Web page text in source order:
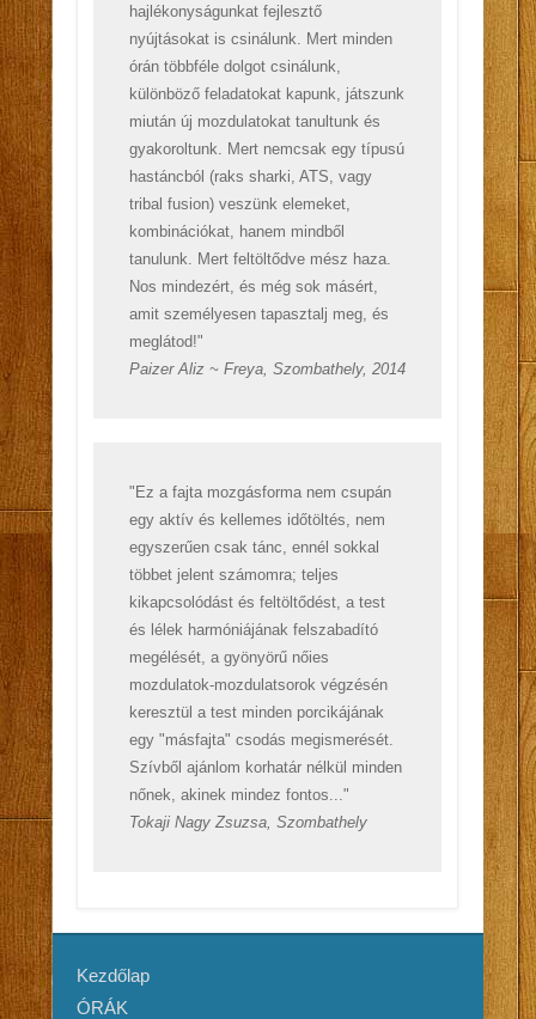
hajlékonyságunkat fejlesztő
nyújtásokat is csinálunk. Mert minden
órán többféle dolgot csinálunk,
különböző feladatokat kapunk, játszunk
miután új mozdulatokat tanultunk és
gyakoroltunk. Mert nemcsak egy típusú
hastáncból (raks sharki, ATS, vagy
tribal fusion) veszünk elemeket,
kombinációkat, hanem mindből
tanulunk. Mert feltöltődve mész haza.
Nos mindezért, és még sok másért,
amit személyesen tapasztalj meg, és
meglátod!"
Paizer Aliz ~ Freya, Szombathely, 2014
"Ez a fajta mozgásforma nem csupán
egy aktív és kellemes időtöltés, nem
egyszerűen csak tánc, ennél sokkal
többet jelent számomra; teljes
kikapcsolódást és feltöltődést, a test
és lélek harmóniájának felszabadító
megélését, a gyönyörű nőies
mozdulatok-mozdulatsorok végzésén
keresztül a test minden porcikájának
egy "másfajta" csodás megismerését.
Szívből ajánlom korhatár nélkül minden
nőnek, akinek mindez fontos..."
Tokaji Nagy Zsuzsa, Szombathely
Kezdőlap
ÓRÁK